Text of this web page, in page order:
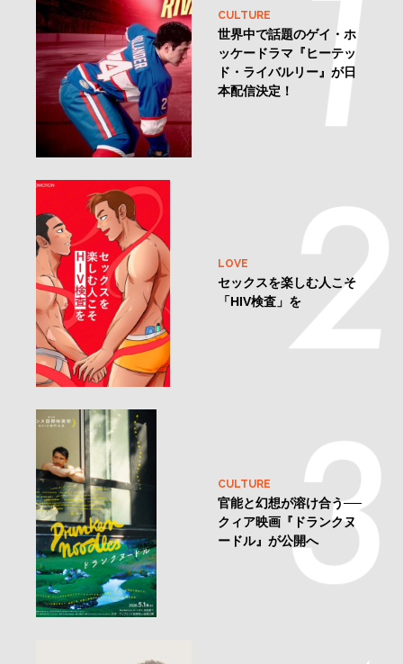
CULTURE
世界中で話題のゲイ・ホ
ッケードラマ『ヒーテッ
ド・ライバルリー』が日
本配信決定！
LOVE
セックスを楽しむ人こそ
「HIV検査」を
CULTURE
官能と幻想が溶け合う──
クィア映画『ドランクヌ
ードル』が公開へ